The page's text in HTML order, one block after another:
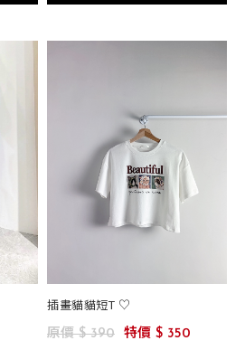
插畫貓貓短T ♡
原價 $ 390 特價 $ 350